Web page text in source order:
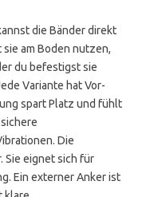
die Bänder direkt
am Boden nutzen,
du befestigst sie
Variante hat Vor-
spart Platz und fühlt
Die
Sie eignet sich für
Ein externer Anker ist